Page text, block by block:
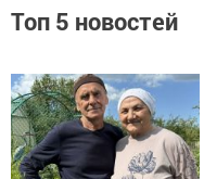
Топ 5 новостей